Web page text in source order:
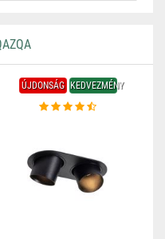
ÚJDONSÁG KEDVEZMÉNY